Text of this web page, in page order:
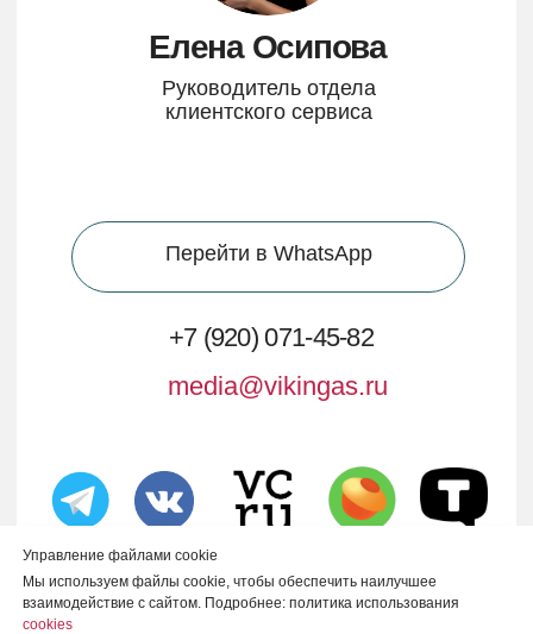
Управление файлами cookie
Мы используем файлы cookie, чтобы обеспечить наилучшее
взаимодействие с сайтом. Подробнее: политика использования
cookies